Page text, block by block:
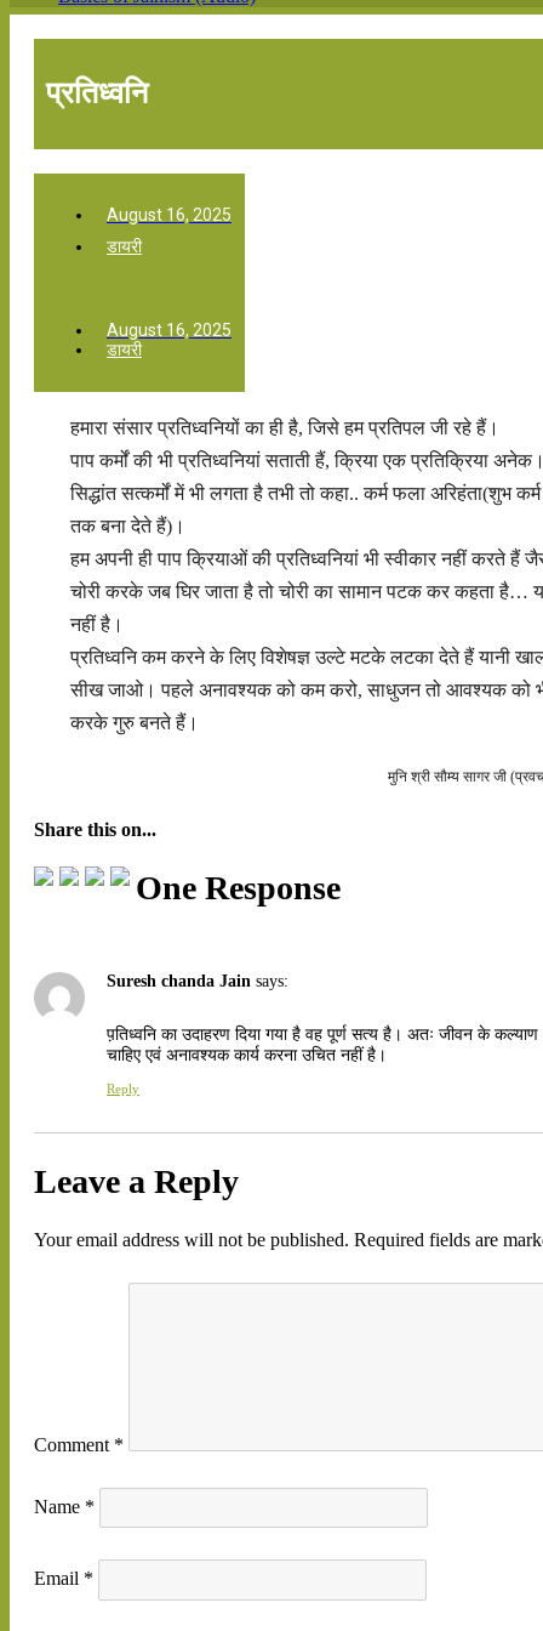
प्रतिध्वनि
August 16, 2025
डायरी
August 16, 2025
डायरी
हमारा संसार प्रतिध्वनियों का ही है, जिसे हम प्रतिपल जी रहे हैं।
पाप कर्मों की भी प्रतिध्वनियां सताती हैं, क्रिया एक प्रतिक्रिया
सिद्धांत सत्कर्मों में भी लगता है तभी तो कहा.. कर्म फला अरिहंता(शुभ
तक बना देते हैं)।
हम अपनी ही पाप क्रियाओं की प्रतिध्वनियां भी स्वीकार नहीं करते हैं
चोरी करके जब घिर जाता है तो चोरी का सामान पटक कर कहता है…
नहीं है।
प्रतिध्वनि कम करने के लिए विशेषज्ञ उल्टे मटके लटका देते हैं यानी
सीख जाओ। पहले अनावश्यक को कम करो, साधुजन तो आवश्यक को
करके गुरु बनते हैं।
मुनि श्री सौम्य सागर जी
Share this on...
One Response
Suresh chanda Jain says:
प़तिध्वनि का उदाहरण दिया गया है वह पूर्ण सत्य है। अतः जीवन के
चाहिए एवं अनावश्यक कार्य करना उचित नहीं है।
Reply
Leave a Reply
Your email address will not be published. Required fields are
Comment *
Name *
Email *